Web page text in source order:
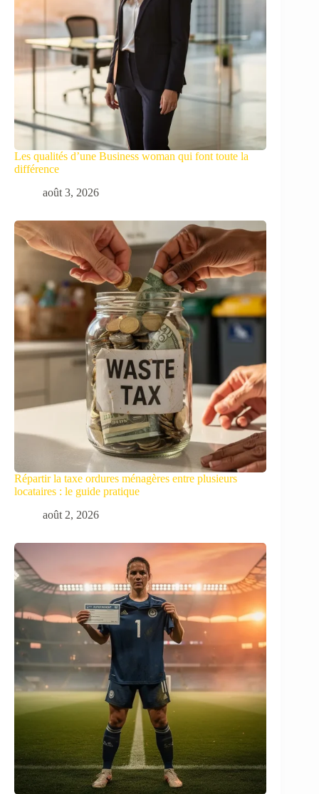
Les qualités d’une Business woman qui font toute la
différence
août 3, 2026
Répartir la taxe ordures ménagères entre plusieurs
locataires : le guide pratique
août 2, 2026